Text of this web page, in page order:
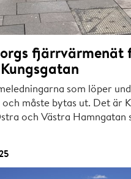
fjärrvärmenät
som löper
måste bytas ut. Det är
och Västra Hamngatan